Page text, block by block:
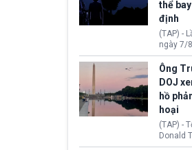
khiêu
khoảng
vuông
Đông
thể
định
(TAP) -
ngày 7/
thêm
đến
gọi là
thường
(UAP).
bao
video,
cơ quan
Cục
Ông
DOJ
hồ
hoại
(TAP) -
Donald
cho